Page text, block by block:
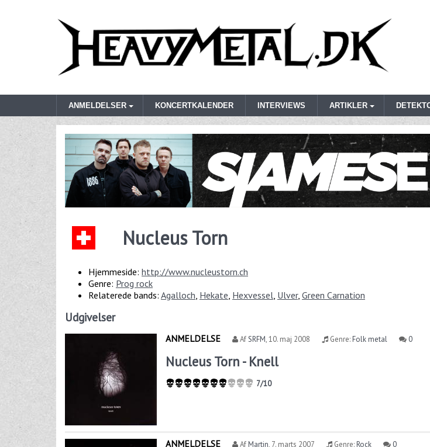
ANMELDELSER KONCERTKALENDER INTERVIEWS ARTIKLER
Nucleus Torn
Hjemmeside: http://www.nucleustorn.ch
Genre: Prog rock
Relaterede bands: Agalloch, Hekate, Hexvessel, Ulver, Green Carnation
Udgivelser
ANMELDELSE AfSRFM,10. maj 2008 Genre:Folk metal 0
Nucleus Torn - Knell
7/10
ANMELDELSE AfMartin, 7. marts 2007 Genre:Rock 0